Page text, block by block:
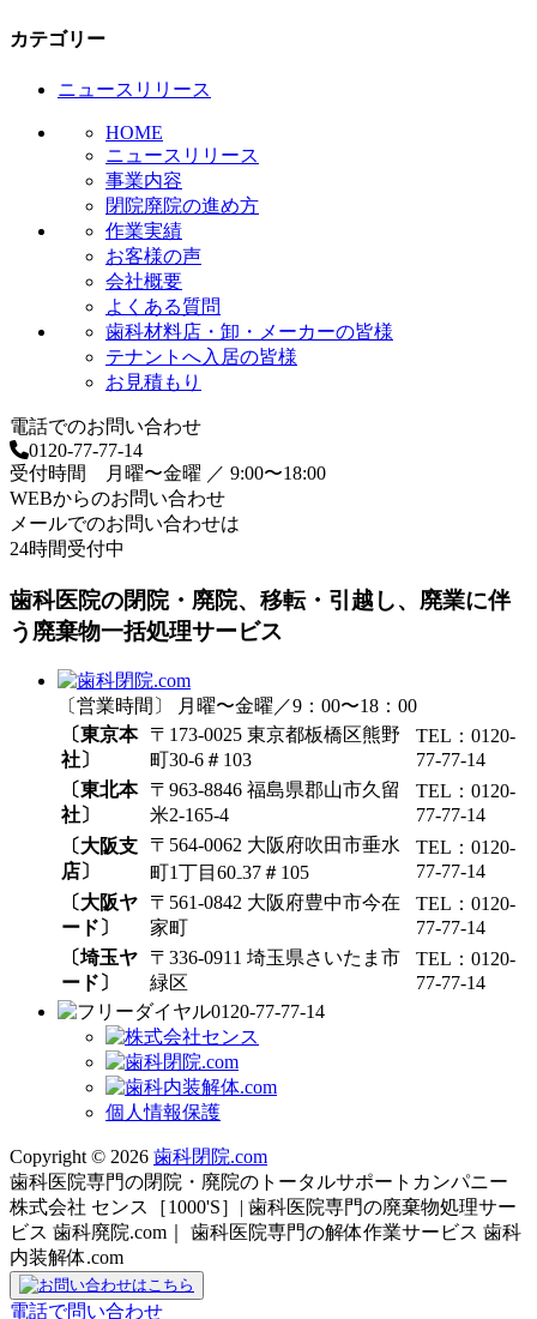
ョ
カテゴリー
ニュースリリース
HOME
ニュースリリース
事業内容
閉院廃院の進め方
作業実績
お客様の声
会社概要
よくある質問
歯科材料店・卸・メーカーの皆様
テナントへ入居の皆様
お見積もり
電話でのお問い合わせ
0120-77-77-14
受付時間 月曜〜金曜 ／ 9:00〜18:00
WEBからのお問い合わせ
メールでのお問い合わせは
24時間受付中
歯科医院の閉院・廃院、移転・引越し、廃業に伴
う廃棄物一括処理サービス
〔営業時間〕 月曜〜金曜／9：00〜18：00
〔東京本
社〕
〒173-0025 東京都板橋区熊野
町30-6＃103
TEL：0120-
77-77-14
〔東北本
社〕
〒963-8846 福島県郡山市久留
米2-165-4
TEL：0120-
77-77-14
〔大阪支
店〕
〒564-0062 大阪府吹田市垂水
町1丁目60₋37＃105
TEL：0120-
77-77-14
〔大阪ヤ
ード〕
〒561-0842 大阪府豊中市今在
家町
TEL：0120-
77-77-14
〔埼玉ヤ
ード〕
〒336-0911 埼玉県さいたま市
緑区
TEL：0120-
77-77-14
0120-77-77-14
個人情報保護
Copyright © 2026 歯科閉院.com
歯科医院専門の閉院・廃院のトータルサポートカンパニー
株式会社 センス［1000'S］| 歯科医院専門の廃棄物処理サー
ビス 歯科廃院.com｜ 歯科医院専門の解体作業サービス 歯科
内装解体.com
電話で問い合わせ